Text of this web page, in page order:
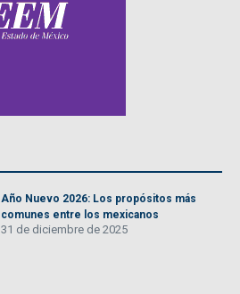
Año Nuevo 2026: Los propósitos más
comunes entre los mexicanos
31 de diciembre de 2025